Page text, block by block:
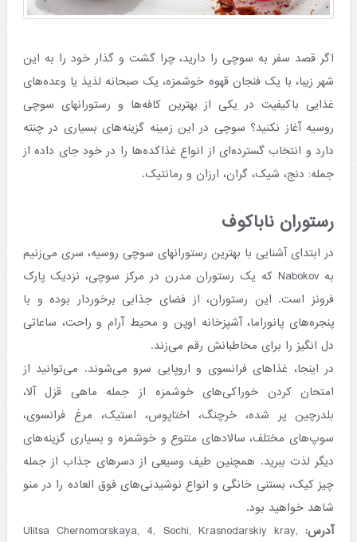
اگر قصد سفر به سوچی را دارید، چرا گشت و گذار خود را به این
شهر زیبا، با یک فنجان قهوه خوشمزه، یک صبحانه لذیذ یا وعده‌های
غذایی باکیفیت در یکی از بهترین کافه‌ها و رستورانهای سوچی
روسیه آغاز نکنید؟ سوچی در این زمینه گزینه‌های بسیاری در چنته
دارد و انتخاب گسترده‌ای از انواع غذاکده‌ها را در خود جای داده از
جمله: دنج، شیک، گران، ارزان و رمانتیک.
رستوران ناباکوف
در ابتدای آشنایی با بهترین رستورانهای سوچی روسیه، سری می‌زنیم
به Nabokov که یک رستوران مدرن در مرکز سوچی، نزدیک پارک
فرونز است. این رستوران، از فضای جذابی برخوردار بوده و با
پنجره‌های پانوراما، آشپزخانه اوپن و محیط آرام و راحت، ساعاتی
دل انگیز را برای مخاطبانش رقم می‌زند.
در اینجا، غذاهای فرانسوی و اروپایی سرو می‌شوند. می‌توانید از
امتحان کردن خوراکی‌های خوشمزه از جمله ماهی قزل آلا،
بلدرچین پر شده، خرچنگ، اختاپوس، استیک، مرغ فرانسوی،
سوپ‌های مختلف، سالادهای متنوع و خوشمزه و بسیاری گزینه‌های
دیگر لذت ببرید. همچنین طیف وسیعی از دسرهای جذاب از جمله
چیز کیک، بستنی خانگی و انواع نوشیدنی‌های فوق العاده را در منو
شاهد خواهید بود.
آدرس: Ulitsa Chernomorskaya, 4, Sochi, Krasnodarskiy kray,